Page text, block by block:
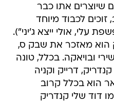
שיוצרים אתו כבר
זוכים לכבוד מיוחד
עלי, אולי ייצא ג'יני").
הוא מאזכר את שבק ס,
פלד ואורטגה, כלא 6, MC שירי ובויאקה. בכלל, טונה
דרייק וקניה
הוא בכלל קרוב
דוד שלי קנדריק